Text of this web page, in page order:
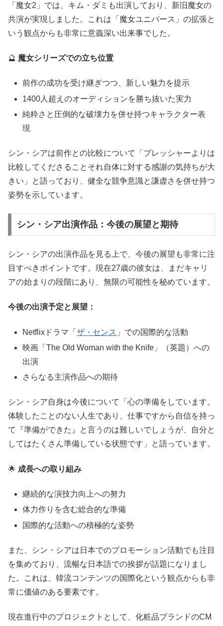
「魔女2」では、キム・ダミも出演しており、新旧魔女の
共演が実現しました。これは「魔女ユニバース」の拡張と
いう観点からも非常に意義深い出来事でした。
🔮 魔女シリーズでの立ち位置
前作の成功を受け継ぎつつ、新しい魅力を提示
1400人超えのオーディションを勝ち抜いた実力
純粋さと圧倒的な破壊力を併せ持つキャラクター表
現
シン・シアは前作との比較について「プレッシャーよりは
比較してくださることそれ自体に対する感謝の気持ちが大
きい」と語っており、健全な競争意識と謙虚さを併せ持つ
姿勢を示しています。
シン・シア出演作品：今後の展望と期待
シン・シアの出演作品を見る上で、今後の展望も非常に注
目すべきポイントです。現在27歳の彼女は、まだキャリ
アの始まりの段階にあり、無限の可能性を秘めています。
今後の出演予定と展望：
Netflixドラマ「ザ・センス 」での国際的な活動
映画「The Old Woman with the Knife」（英題）への
出演
さらなる主演作品への期待
シン・シア自身は今後について「心の準備をしています。
体験したことのない人生であり、仕事ですから自信を持っ
て『準備ができた』と言うのは難しいでしょうが、自分と
してはたくさん準備している状態です」と語っています。
🌟 成長への取り組み
継続的な演技力向上への努力
体力作りを含む総合的な準備
国際的な活動への積極的な姿勢
また、シン・シアは日本でのプロモーション活動でも注目
を集めており、流暢な日本語での挨拶が話題になりまし
た。これは、韓流コンテンツの国際化という観点からも非
常に価値のある要素です。
現在進行中のプロジェクトとして、化粧品ブランドのCM